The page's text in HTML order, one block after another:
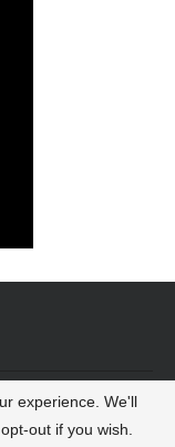
Reserved
experience. We'll
out if you wish.